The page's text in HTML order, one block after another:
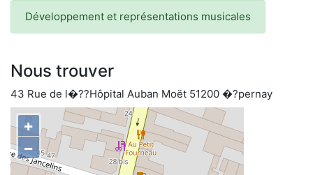
Développement et représentations musicales
Nous trouver
43 Rue de l�??Hôpital Auban Moët 51200 �?pernay
+
−